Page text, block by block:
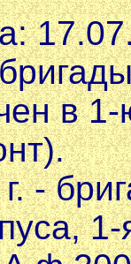
в
-